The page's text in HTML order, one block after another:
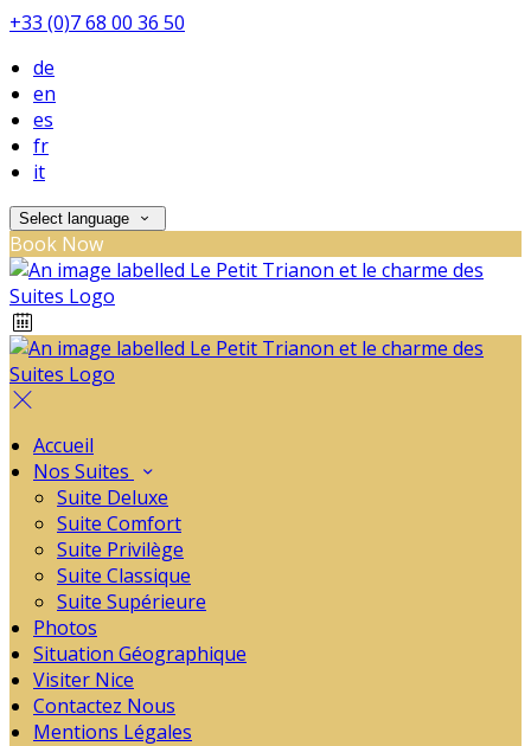
+33 (0)7 68 00 36 50
de
en
es
fr
it
Select language
Book Now
Accueil
Nos Suites
Suite Deluxe
Suite Comfort
Suite Privilège
Suite Classique
Suite Supérieure
Photos
Situation Géographique
Visiter Nice
Contactez Nous
Mentions Légales